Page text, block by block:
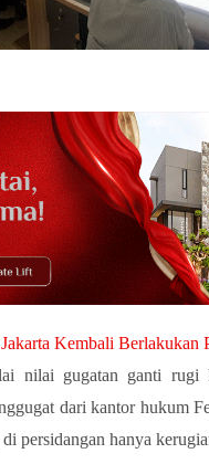
Kembali Berlakukan
nilai gugatan ganti rugi
dari kantor hukum
persidangan hanya